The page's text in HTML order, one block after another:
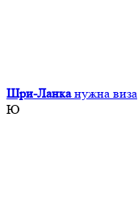
Шри-Ланка нужна виза
Ю